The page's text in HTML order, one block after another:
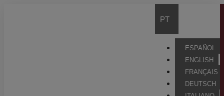
PT
ESPAÑOL
ENGLISH
FRANÇAIS
DEUTSCH